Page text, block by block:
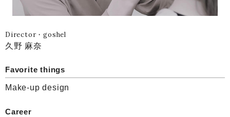
Director・goshel
久野 麻奈
Favorite things
Make-up design
Career